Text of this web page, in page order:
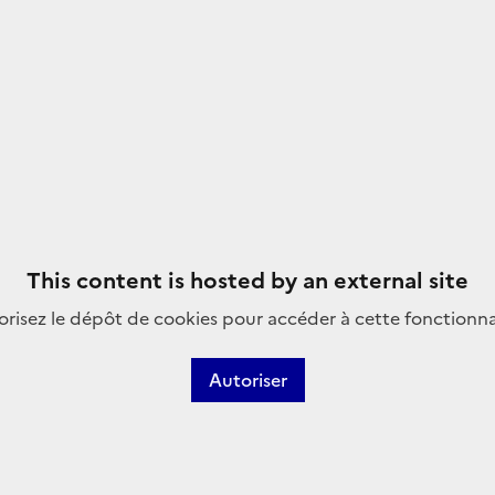
This content is hosted by an external site
le dépôt de cookies pour accéder à cette
Autoriser